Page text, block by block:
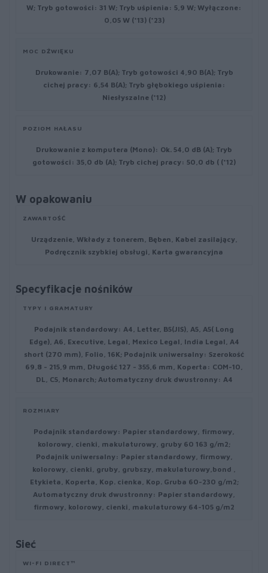
W; Tryb gotowości: 31 W; Tryb uśpienia: 5,9 W; Wyłączone:
0,05 W (*13) (*23)
MOC DŹWIĘKU
Drukowanie: 7,07 B(A); Tryb gotowości 4,90 B(A); Tryb
cichej pracy: 6,54 B(A); Tryb głębokiego uśpienia:
Niesłyszalne (*12)
POZIOM HAŁASU
Drukowanie z komputera (Mono): Ok. 54,0 dB (A); Tryb
gotowości: 35,0 db (A); Tryb cichej pracy: 50,0 db ( (*12)
W opakowaniu
ZAWARTOŚĆ
Urządzenie, Wkłady z tonerem, Bęben, Kabel zasilający,
Podręcznik szybkiej obsługi, Karta gwarancyjna
Specyfikacje nośników
TYPY I GRAMATURY
Podajnik standardowy: A4, Letter, B5(JIS), A5, A5( Long
Edge), A6, Executive, Legal, Mexico Legal, India Legal, A4
short (270 mm), Folio, 16K; Podajnik uniwersalny: Szerokość
69,8 - 215,9 mm, Długość 127 - 355,6 mm, Koperta: COM-10,
DL, C5, Monarch; Automatyczny druk dwustronny: A4
ROZMIARY
Podajnik standardowy: Papier standardowy, firmowy,
kolorowy, cienki, makulaturowy, gruby 60 163 g/m2;
Podajnik uniwersalny: Papier standardowy, firmowy,
kolorowy, cienki, gruby, grubszy, makulaturowy,bond ,
Etykieta, Koperta, Kop. cienka, Kop. Gruba 60-230 g/m2;
Automatyczny druk dwustronny: Papier standardowy,
firmowy, kolorowy, cienki, makulaturowy 64-105 g/m2
Sieć
WI-FI DIRECT™